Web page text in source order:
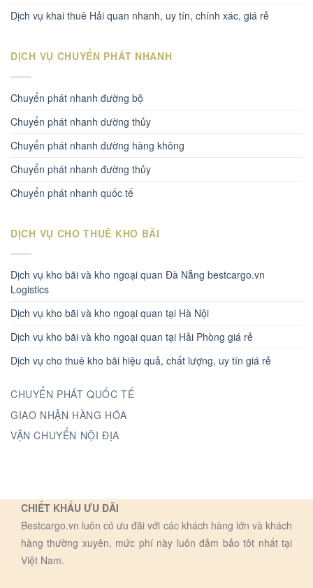
Dịch vụ khai thuê Hải quan nhanh, uy tín, chính xác, giá rẻ
DỊCH VỤ CHUYỂN PHÁT NHANH
Chuyển phát nhanh đường bộ
Chuyển phát nhanh dường thủy
Chuyển phát nhanh đường hàng không
Chuyển phát nhanh đường thủy
Chuyển phát nhanh quốc tế
DỊCH VỤ CHO THUÊ KHO BÃI
Dịch vụ kho bãi và kho ngoại quan Đà Nẵng bestcargo.vn
Logistics
Dịch vụ kho bãi và kho ngoại quan tại Hà Nội
Dịch vụ kho bãi và kho ngoại quan tại Hải Phòng giá rẻ
Dịch vụ cho thuê kho bãi hiệu quả, chất lượng, uy tín giá rẻ
CHUYỂN PHÁT QUỐC TẾ
GIAO NHẬN HÀNG HÓA
VẬN CHUYỂN NỘI ĐỊA
CHIẾT KHẤU ƯU ĐÃI
Bestcargo.vn luôn có ưu đãi với các khách hàng lớn và khách
hàng thường xuyên, mức phí này luôn đảm bảo tôt nhất tại
Việt Nam.